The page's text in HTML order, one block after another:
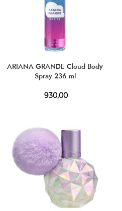
ARIANA GRANDE Cloud Body
Spray 236 ml
930,00